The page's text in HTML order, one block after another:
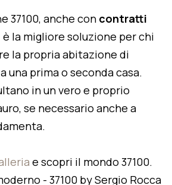
37100, anche con contratti
è la migliore soluzione per chi
la propria abitazione di
una prima o seconda casa.
in un vero e proprio
se necessario anche a
e scopri il mondo 37100.